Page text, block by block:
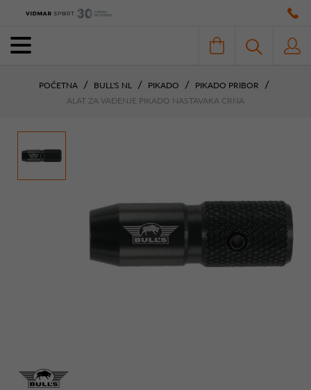
POČETNA BULL'S NL PIKADO
PIKADO PRIBOR
ALAT ZA VAĐENJE PIKADO NASTAVAKA CRNA